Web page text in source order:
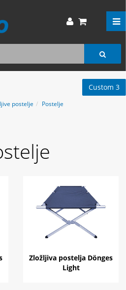
Custom 3
postelje Postelje
Zložljiva postelja Dönges
Light